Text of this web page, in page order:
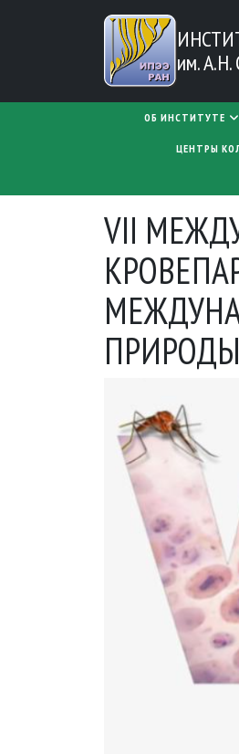
Перейти к основному содержанию
им. А.Н.
MAIN NAVIGATION
ОБ ИНСТИТУТЕ
ЦЕНТРЫ
VII
ПРИРОДЫ